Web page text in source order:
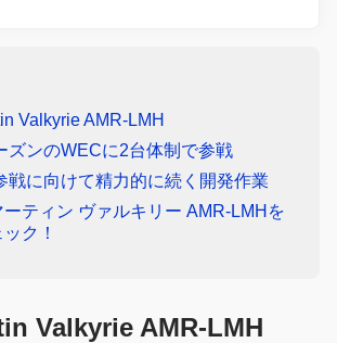
Valkyrie AMR-LMH
ズンのWECに2台体制で参戦
戦に向けて精力的に続く開発作業
ーティン ヴァルキリー AMR-LMHを
ク！
Valkyrie AMR-LMH